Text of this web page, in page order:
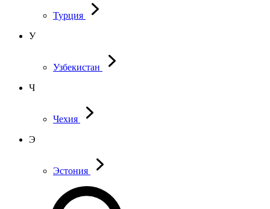
Турция
У
Узбекистан
Ч
Чехия
Э
Эстония